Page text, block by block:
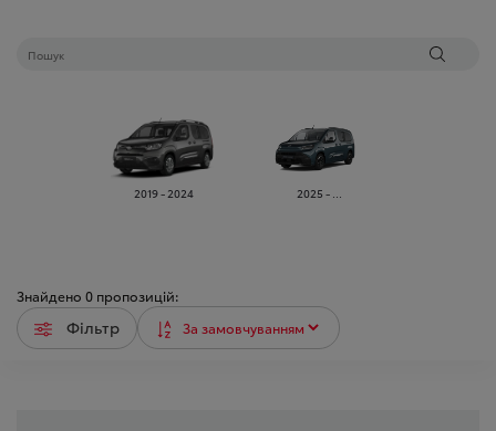
2019 - 2024 2025 - ...
Знайдено 0 пропозицій:
Фільтр